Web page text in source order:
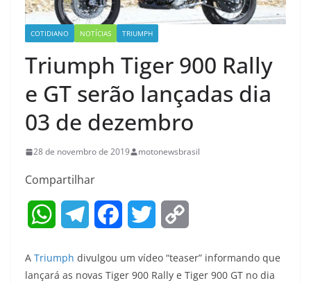
COTIDIANO NOTÍCIAS TRIUMPH
Triumph Tiger 900 Rally
e GT serão lançadas dia
03 de dezembro
28 de novembro de 2019 motonewsbrasil
Compartilhar
W
a
l
c
i
p
A Triumph divulgou um vídeo “teaser” informando que
lançará as novas Tiger 900 Rally e Tiger 900 GT no dia